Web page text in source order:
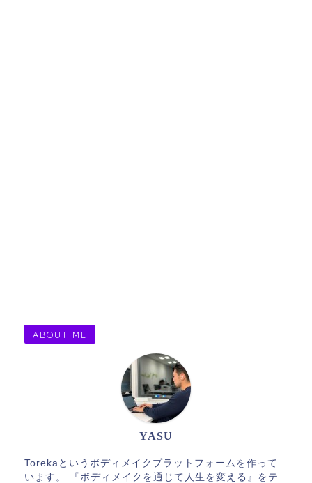
ABOUT ME
YASU
Torekaというボディメイクプラットフォームを作って
います。 『ボディメイクを通じて人生を変える』をテ